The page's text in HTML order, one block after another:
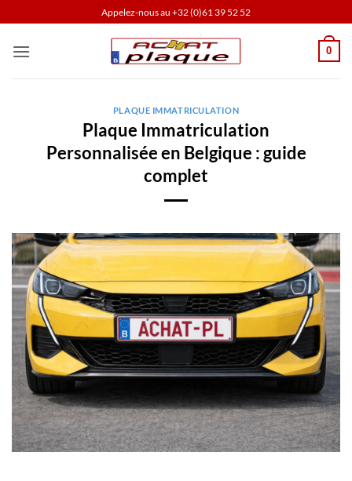
au
contenu
Appelez-nous au +32 (0)61 39 52 52
0
PLAQUE IMMATRICULATION
Plaque Immatriculation
Personnalisée en Belgique : guide
complet